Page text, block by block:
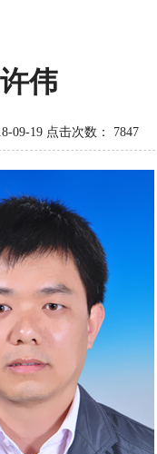
许伟
09-19 点击次数： 7847